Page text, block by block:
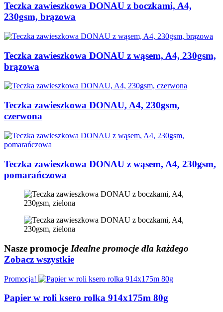
Teczka zawieszkowa DONAU z boczkami, A4,
230gsm, brązowa
Teczka zawieszkowa DONAU z wąsem, A4, 230gsm,
brązowa
Teczka zawieszkowa DONAU, A4, 230gsm,
czerwona
Teczka zawieszkowa DONAU z wąsem, A4, 230gsm,
pomarańczowa
Nasze promocje Idealne promocje dla każdego
Zobacz wszystkie
Promocja!
Papier w roli ksero rolka 914x175m 80g